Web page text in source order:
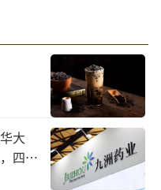
司股票交易可能被
辑：zx0600）
大
四大